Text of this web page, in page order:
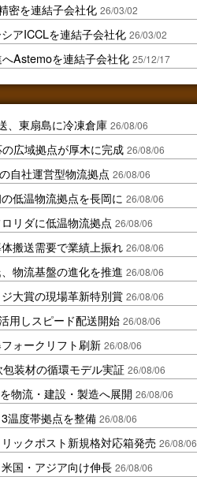
密を連結子会社化 26/03/02
アICCLを連結子会社化 26/03/02
Astemoを連結子会社化 25/12/17
、東扇島に冷凍倉庫 26/08/06
広域拠点が厚木に完成 26/08/06
自社運営型物流拠点 26/08/06
低温物流拠点を長岡に 26/08/06
リダに低温物流拠点 26/08/06
搬送需要で業績上振れ 26/08/06
物流基盤の進化を推進 26/08/06
大賞の現場革新特別賞 26/08/06
用しスピード配送開始 26/08/06
ォークリフト刷新 26/08/06
装材の循環モデル実証 26/08/06
物流・建設・製造へ展開 26/08/06
温度帯拠点を整備 26/08/06
ックポスト新規格対応箱発売 26/08/06
国・アジア向け伸長 26/08/06